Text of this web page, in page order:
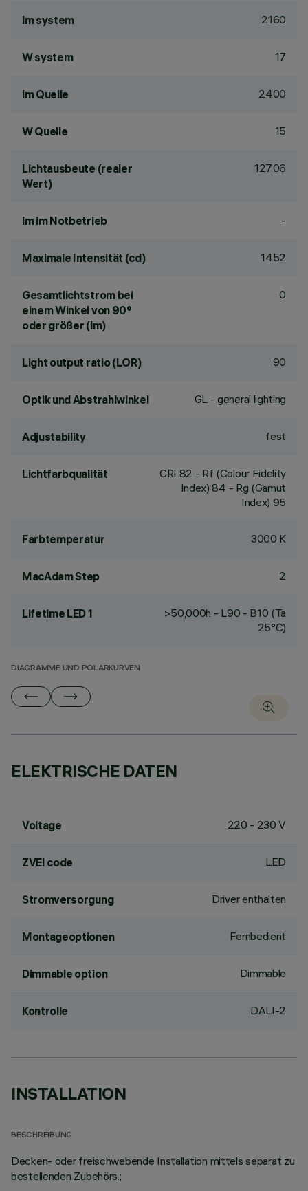
lm system 2160
W system 17
lm Quelle 2400
W Quelle 15
Lichtausbeute (realer
Wert)
127.06
lm im Notbetrieb -
Maximale Intensität (cd) 1452
Gesamtlichtstrom bei
einem Winkel von 90°
oder größer (lm)
0
Light output ratio (LOR) 90
Optik und Abstrahlwinkel GL - general lighting
Adjustability fest
Lichtfarbqualität CRI 82 - Rf (Colour Fidelity
Index) 84 - Rg (Gamut
Index) 95
Farbtemperatur 3000 K
MacAdam Step 2
Lifetime LED 1
>50,000h - L90 - B10 (Ta
25°C)
DIAGRAMME UND POLARKURVEN
ELEKTRISCHE DATEN
Voltage 220 - 230 V
ZVEI code LED
Stromversorgung Driver enthalten
Montageoptionen Fernbedient
Dimmable option Dimmable
Kontrolle DALI-2
INSTALLATION
BESCHREIBUNG
Decken- oder freischwebende Installation mittels separat zu
bestellenden Zubehörs.;